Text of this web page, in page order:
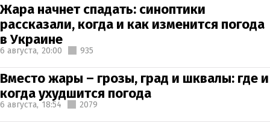
Жара начнет спадать: синоптики
рассказали, когда и как изменится погода
в Украине
6 августа, 20:00 935
Вместо жары – грозы, град и шквалы: где и
когда ухудшится погода
6 августа, 18:54 2079